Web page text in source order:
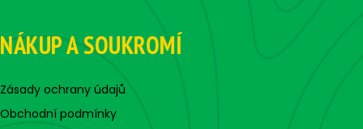
NÁKUP A SOUKROMÍ
Zásady ochrany údajů
Obchodní podmínky